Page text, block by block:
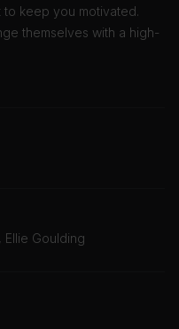
keep you motivated.
themselves with a high-
Ellie Goulding